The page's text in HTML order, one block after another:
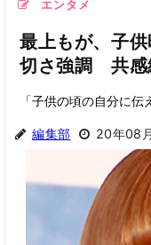
エンタメ
最上もが、子
切さ強調 共感
「子供の頃の自分に伝
編集部 20年08